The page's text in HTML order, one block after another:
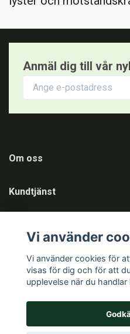
Anmäl dig till vår
Om oss
Kundtjänst
Sociala medier
Vi använder
Vi använder cookies för
visas för dig och för att
upplevelse när du